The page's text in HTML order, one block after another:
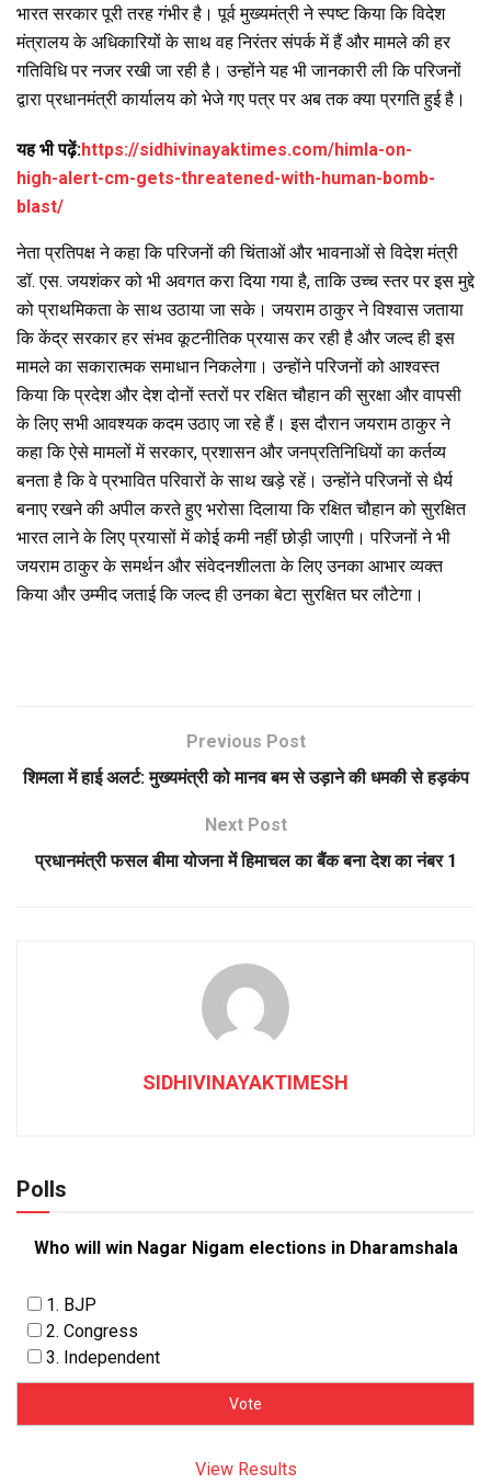
भारत सरकार पूरी तरह गंभीर है। पूर्व मुख्यमंत्री ने स्पष्ट किया कि विदेश
मंत्रालय के अधिकारियों के साथ वह निरंतर संपर्क में हैं और मामले की हर
गतिविधि पर नजर रखी जा रही है। उन्होंने यह भी जानकारी ली कि परिजनों
द्वारा प्रधानमंत्री कार्यालय को भेजे गए पत्र पर अब तक क्या प्रगति हुई है।
यह भी पढ़ें:https://sidhivinayaktimes.com/himla-on-
high-alert-cm-gets-threatened-with-human-bomb-
blast/
नेता प्रतिपक्ष ने कहा कि परिजनों की चिंताओं और भावनाओं से विदेश मंत्री
डॉ. एस. जयशंकर को भी अवगत करा दिया गया है, ताकि उच्च स्तर पर इस मुद्दे
को प्राथमिकता के साथ उठाया जा सके। जयराम ठाकुर ने विश्वास जताया
कि केंद्र सरकार हर संभव कूटनीतिक प्रयास कर रही है और जल्द ही इस
मामले का सकारात्मक समाधान निकलेगा। उन्होंने परिजनों को आश्वस्त
किया कि प्रदेश और देश दोनों स्तरों पर रक्षित चौहान की सुरक्षा और वापसी
के लिए सभी आवश्यक कदम उठाए जा रहे हैं। इस दौरान जयराम ठाकुर ने
कहा कि ऐसे मामलों में सरकार, प्रशासन और जनप्रतिनिधियों का कर्तव्य
बनता है कि वे प्रभावित परिवारों के साथ खड़े रहें। उन्होंने परिजनों से धैर्य
बनाए रखने की अपील करते हुए भरोसा दिलाया कि रक्षित चौहान को सुरक्षित
भारत लाने के लिए प्रयासों में कोई कमी नहीं छोड़ी जाएगी। परिजनों ने भी
जयराम ठाकुर के समर्थन और संवेदनशीलता के लिए उनका आभार व्यक्त
किया और उम्मीद जताई कि जल्द ही उनका बेटा सुरक्षित घर लौटेगा।
Previous Post
शिमला में हाई अलर्ट: मुख्यमंत्री को मानव बम से उड़ाने की धमकी से हड़कंप
Next Post
प्रधानमंत्री फसल बीमा योजना में हिमाचल का बैंक बना देश का नंबर 1
SIDHIVINAYAKTIMESH
Polls
Who will win Nagar Nigam elections in Dharamshala
1. BJP
2. Congress
3. Independent
View Results